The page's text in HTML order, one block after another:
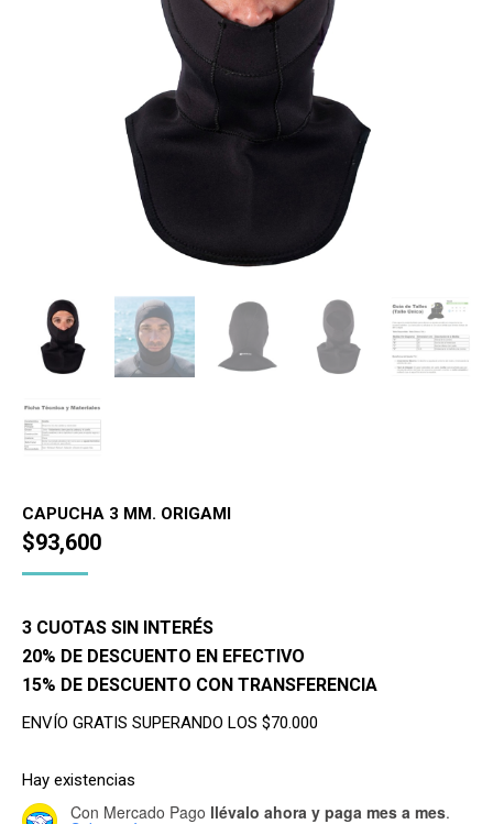
CAPUCHA 3 MM. ORIGAMI
$93,600
3 CUOTAS SIN INTERÉS
20% DE DESCUENTO EN EFECTIVO
15% DE DESCUENTO CON TRANSFERENCIA
ENVÍO GRATIS SUPERANDO LOS $70.000
Hay existencias
Con Mercado Pago llévalo ahora y paga mes a mes.